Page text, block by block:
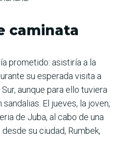
caminata
prometido: asistiría a la
su esperada visita a
aunque para ello tuviera
El jueves, la joven,
de Juba, al cabo de una
su ciudad, Rumbek,